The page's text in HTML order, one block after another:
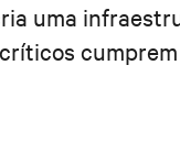
uma